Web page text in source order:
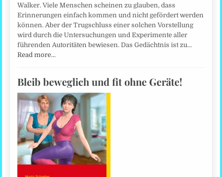
Walker. Viele Menschen scheinen zu glauben, dass
Erinnerungen einfach kommen und nicht gefördert werden
können. Aber der Trugschluss einer solchen Vorstellung
wird durch die Untersuchungen und Experimente aller
führenden Autoritäten bewiesen. Das Gedächtnis ist zu…
Read more…
Bleib beweglich und fit ohne Geräte!